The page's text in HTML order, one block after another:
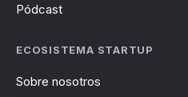
Pódcast
ECOSISTEMA STARTUP
Sobre nosotros